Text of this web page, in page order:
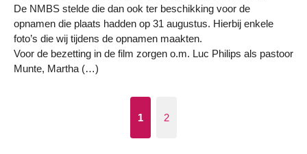
De NMBS stelde die dan ook ter beschikking voor de
opnamen die plaats hadden op 31 augustus. Hierbij enkele
foto’s die wij tijdens de opnamen maakten.
Voor de bezetting in de film zorgen o.m. Luc Philips als pastoor
Munte, Martha (…)
1 2